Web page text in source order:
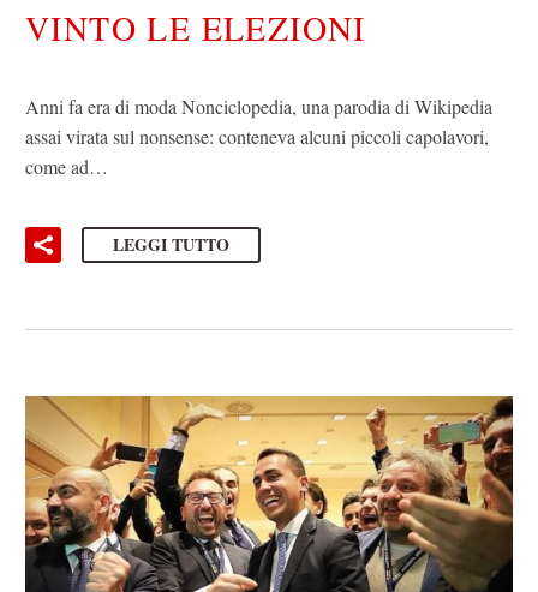
VINTO LE ELEZIONI
Anni fa era di moda Nonciclopedia, una parodia di Wikipedia
assai virata sul nonsense: conteneva alcuni piccoli capolavori,
come ad…
LEGGI TUTTO